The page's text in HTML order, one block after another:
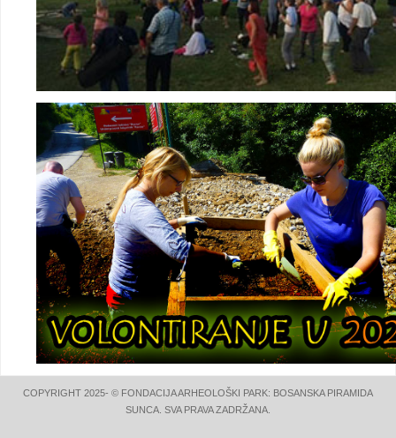
COPYRIGHT 2025- © FONDACIJA ARHEOLOŠKI PARK: BOSANSKA PIRAMIDA
SUNCA. SVA PRAVA ZADRŽANA.